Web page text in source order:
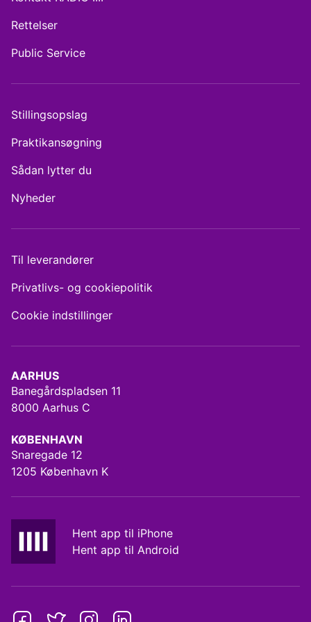
AARHUS
Banegårdspladsen 11
8000 Aarhus C
KØBENHAVN
Snaregade 12
1205 København K
Hent app til iPhone
Hent app til Android
Rettelser
Public Service
Stillingsopslag
Praktikansøgning
Sådan lytter du
Nyheder
Til leverandører
Privatlivs- og cookiepolitik
Cookie indstillinger